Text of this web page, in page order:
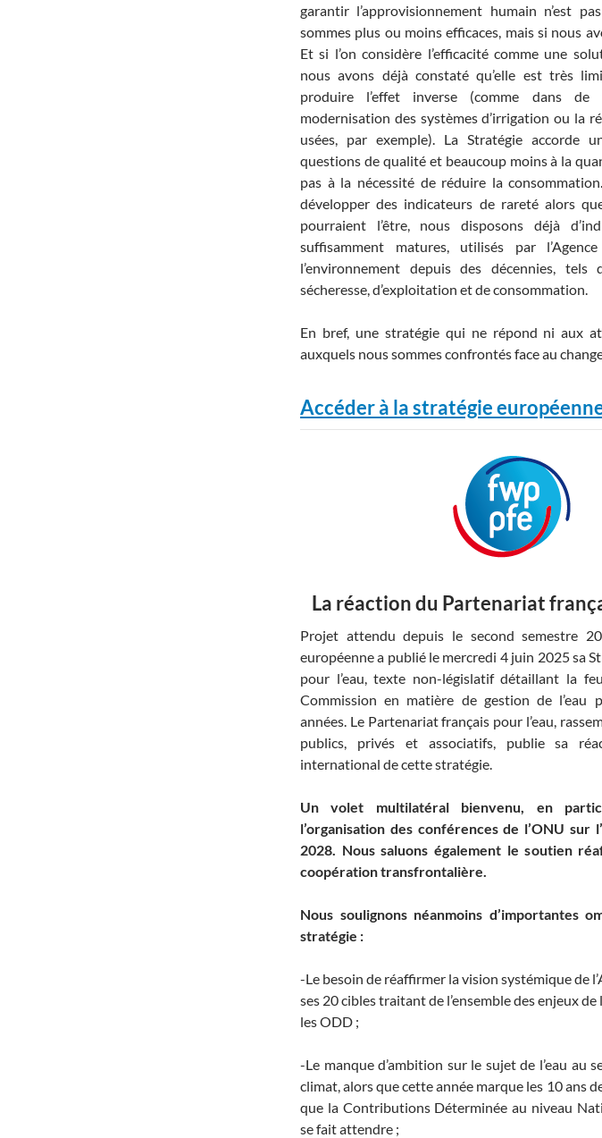
garantir l’approvisionnement humain n’est
sommes plus ou moins efficaces, mais si nous
Et si l’on considère l’efficacité comme une
nous avons déjà constaté qu’elle est très
produire l’effet inverse (comme dans de
modernisation des systèmes d’irrigation ou la
usées, par exemple). La Stratégie accorde
questions de qualité et beaucoup moins à la
pas à la nécessité de réduire la
développer des indicateurs de rareté alors
pourraient l’être, nous disposons déjà
suffisamment matures, utilisés par
l’environnement depuis des décennies,
sécheresse, d’exploitation et de consommation.
En bref, une stratégie qui ne répond ni aux
auxquels nous sommes confrontés face au
Accéder à la stratégie
La réaction du Partenariat
Projet attendu depuis le second semestre
européenne a publié le mercredi 4 juin 2025 sa
pour l’eau, texte non-législatif détaillant la
Commission en matière de gestion de l’eau
années. Le Partenariat français pour l’eau,
publics, privés et associatifs, publie sa
international de cette stratégie.
Un volet multilatéral bienvenu, en
l’organisation des conférences de l’ONU sur
2028. Nous saluons également le soutien
coopération transfrontalière.
Nous soulignons néanmoins d’importantes
stratégie :
-Le besoin de réaffirmer la vision systémique de
ses 20 cibles traitant de l’ensemble des enjeux de
les ODD ;
-Le manque d’ambition sur le sujet de l’eau au
climat, alors que cette année marque les 10 ans
que la Contributions Déterminée au niveau
se fait attendre ;